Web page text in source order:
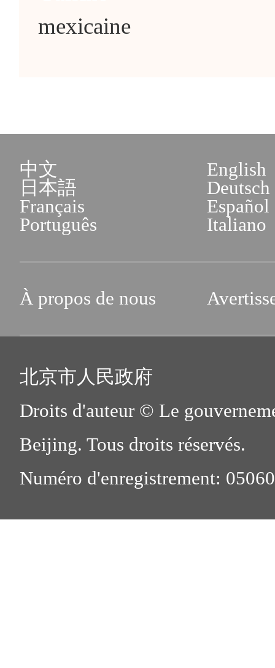
mexicaine
中文
English
日本語
Deutsch
Français
Español
Português
Italiano
À propos de nous
北京市人民政府
Droits d'auteur © Le
Beijing. Tous droits réservés.
Numéro d'enregistrement: